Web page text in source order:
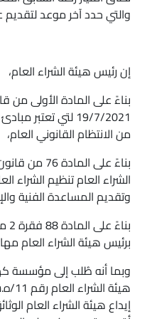
والتي حدد آخر موعد لتقديم
إن رئيس هيئة الشراء العام،
19/7/2021 لتي
من الانتظام القانوني العام،
بناءً على
الشراء العام تنظيم الشراء
وتقديم المساعدة الفنية
برئيس هيئة الشراء العام
وبما أنه طُلب إلى مؤسسة
إيداع هيئة الشراء العام